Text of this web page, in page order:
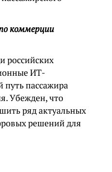
коммерции
российских
ИТ-
путь пассажира
Убежден, что
ряд актуальных
решений для